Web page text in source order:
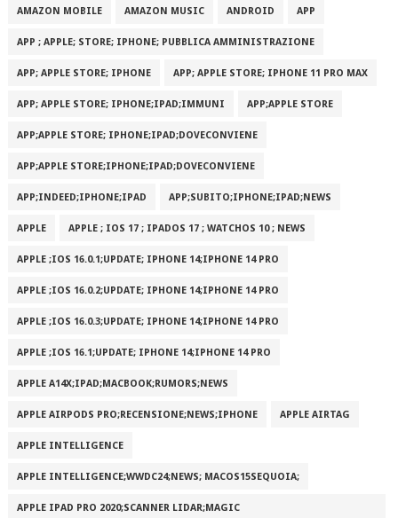
AMAZON MOBILE AMAZON MUSIC ANDROID APP
APP ; APPLE; STORE; IPHONE; PUBBLICA AMMINISTRAZIONE
APP; APPLE STORE; IPHONE APP; APPLE STORE; IPHONE 11 PRO MAX
APP; APPLE STORE; IPHONE;IPAD;IMMUNI APP;APPLE STORE
APP;APPLE STORE; IPHONE;IPAD;DOVECONVIENE
APP;APPLE STORE;IPHONE;IPAD;DOVECONVIENE
APP;INDEED;IPHONE;IPAD APP;SUBITO;IPHONE;IPAD;NEWS
APPLE APPLE ; IOS 17 ; IPADOS 17 ; WATCHOS 10 ; NEWS
APPLE ;IOS 16.0.1;UPDATE; IPHONE 14;IPHONE 14 PRO
APPLE ;IOS 16.0.2;UPDATE; IPHONE 14;IPHONE 14 PRO
APPLE ;IOS 16.0.3;UPDATE; IPHONE 14;IPHONE 14 PRO
APPLE ;IOS 16.1;UPDATE; IPHONE 14;IPHONE 14 PRO
APPLE A14X;IPAD;MACBOOK;RUMORS;NEWS
APPLE AIRPODS PRO;RECENSIONE;NEWS;IPHONE APPLE AIRTAG
APPLE INTELLIGENCE
APPLE INTELLIGENCE;WWDC24;NEWS; MACOS15SEQUOIA;
APPLE IPAD PRO 2020;SCANNER LIDAR;MAGIC